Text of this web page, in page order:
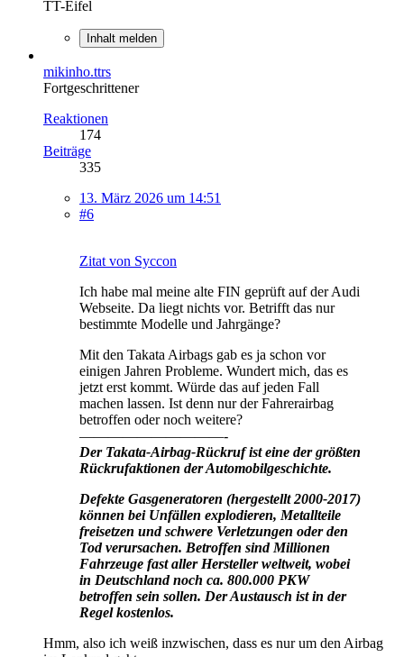
TT-Eifel
Inhalt melden
mikinho.ttrs
Fortgeschrittener
Reaktionen
174
Beiträge
335
13. März 2026 um 14:51
#6
Zitat von Syccon
Ich habe mal meine alte FIN geprüft auf der Audi
Webseite. Da liegt nichts vor. Betrifft das nur
bestimmte Modelle und Jahrgänge?
Mit den Takata Airbags gab es ja schon vor
einigen Jahren Probleme. Wundert mich, das es
jetzt erst kommt. Würde das auf jeden Fall
machen lassen. Ist denn nur der Fahrerairbag
betroffen oder noch weitere?
——————————-
Der Takata-Airbag-Rückruf ist eine der größten
Rückrufaktionen der Automobilgeschichte.
Defekte Gasgeneratoren (hergestellt 2000-2017)
können bei Unfällen explodieren, Metallteile
freisetzen und schwere Verletzungen oder den
Tod verursachen. Betroffen sind Millionen
Fahrzeuge fast aller Hersteller weltweit, wobei
in Deutschland noch ca. 800.000 PKW
betroffen sein sollen. Der Austausch ist in der
Regel kostenlos.
Hmm, also ich weiß inzwischen, dass es nur um den Airbag